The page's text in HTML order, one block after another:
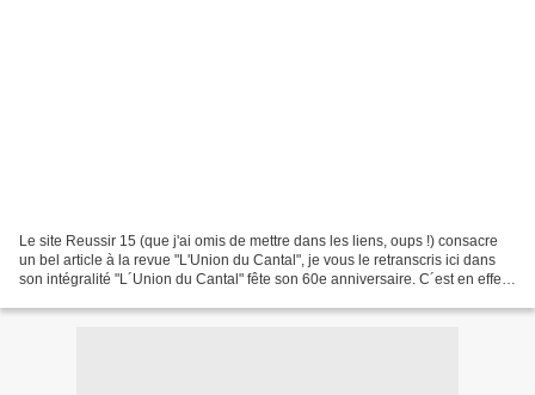
Le site Reussir 15 (que j'ai omis de mettre dans les liens, oups !) consacre
un bel article à la revue "L'Union du Cantal", je vous le retranscris ici dans
son intégralité "L´Union du Cantal" fête son 60e anniversaire. C´est en effet